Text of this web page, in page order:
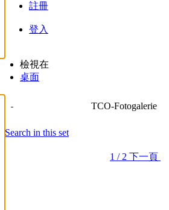
註冊
登入
檢視在
桌面
TCO-Fotogalerie
Search in this set
1 / 2 下一頁